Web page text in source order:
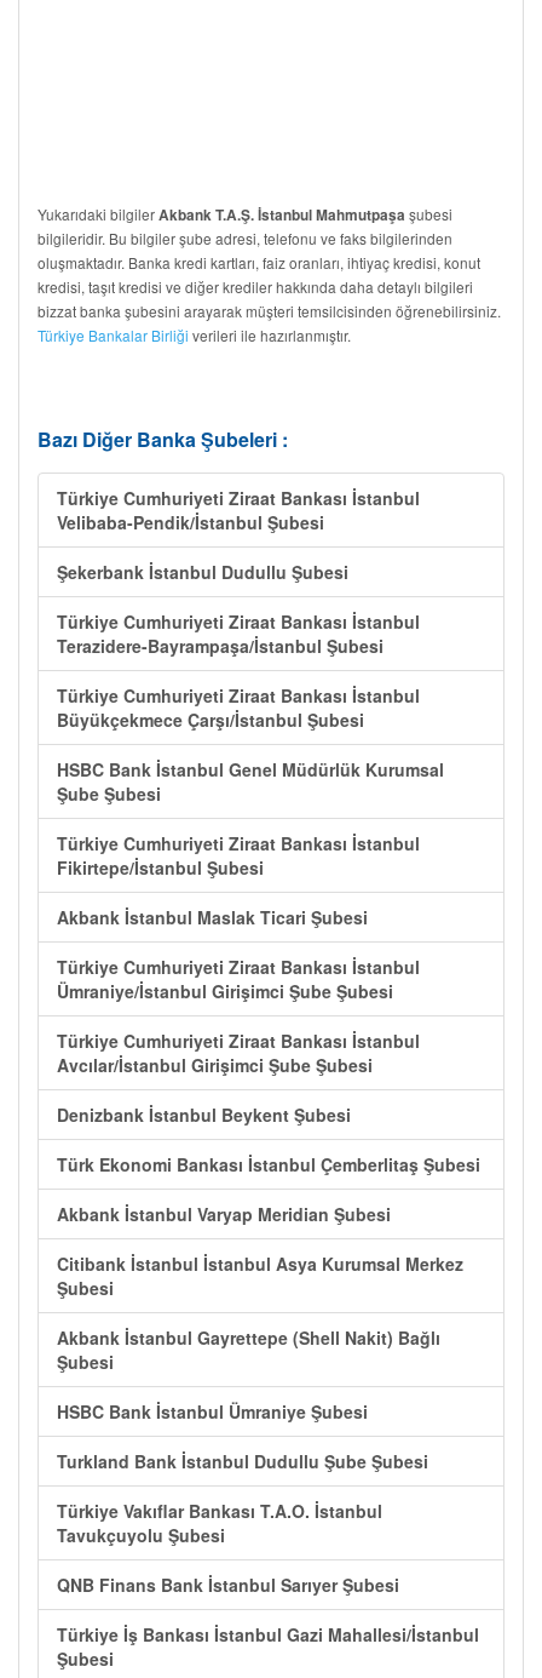
Yukarıdaki bilgilerAkbank T.A.Ş. İstanbul Mahmutpaşa şubesi
bilgileridir. Bu bilgiler şube adresi, telefonu ve faks bilgilerinden
oluşmaktadır. Banka kredi kartları, faiz oranları, ihtiyaç kredisi, konut
kredisi, taşıt kredisi ve diğer krediler hakkında daha detaylı bilgileri
bizzat banka şubesini arayarak müşteri temsilcisinden öğrenebilirsiniz.
Türkiye Bankalar Birliği verileri ile hazırlanmıştır.
Bazı Diğer Banka Şubeleri :
Türkiye Cumhuriyeti Ziraat Bankası İstanbul
Velibaba-Pendik/İstanbul Şubesi
Şekerbank İstanbul Dudullu Şubesi
Türkiye Cumhuriyeti Ziraat Bankası İstanbul
Terazidere-Bayrampaşa/İstanbul Şubesi
Türkiye Cumhuriyeti Ziraat Bankası İstanbul
Büyükçekmece Çarşı/İstanbul Şubesi
HSBC Bank İstanbul Genel Müdürlük Kurumsal
Şube Şubesi
Türkiye Cumhuriyeti Ziraat Bankası İstanbul
Fikirtepe/İstanbul Şubesi
Akbank İstanbul Maslak Ticari Şubesi
Türkiye Cumhuriyeti Ziraat Bankası İstanbul
Ümraniye/İstanbul Girişimci Şube Şubesi
Türkiye Cumhuriyeti Ziraat Bankası İstanbul
Avcılar/İstanbul Girişimci Şube Şubesi
Denizbank İstanbul Beykent Şubesi
Türk Ekonomi Bankası İstanbul Çemberlitaş Şubesi
Akbank İstanbul Varyap Meridian Şubesi
Citibank İstanbul İstanbul Asya Kurumsal Merkez
Şubesi
Akbank İstanbul Gayrettepe (Shell Nakit) Bağlı
Şubesi
HSBC Bank İstanbul Ümraniye Şubesi
Turkland Bank İstanbul Dudullu Şube Şubesi
Türkiye Vakıflar Bankası T.A.O. İstanbul
Tavukçuyolu Şubesi
QNB Finans Bank İstanbul Sarıyer Şubesi
Türkiye İş Bankası İstanbul Gazi Mahallesi/İstanbul
Şubesi